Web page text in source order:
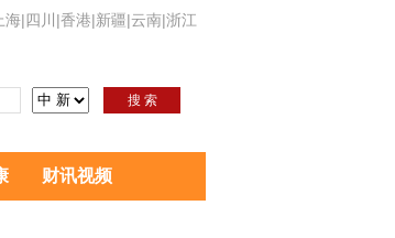
海|四川 |香港|新疆|云南|浙江
搜 索
财讯视频